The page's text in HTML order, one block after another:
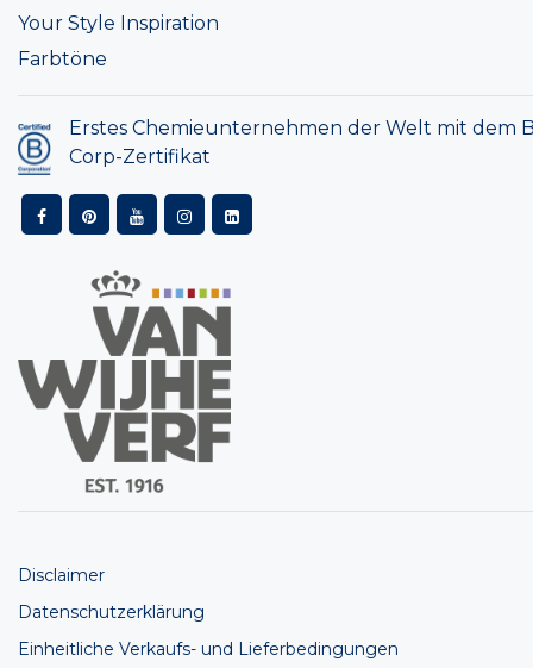
Your Style Inspiration
Farbtöne
Erstes Chemieunternehmen der Welt mit dem
Corp-Zertifikat
Disclaimer
Datenschutzerklärung
Einheitliche Verkaufs- und Lieferbedingungen